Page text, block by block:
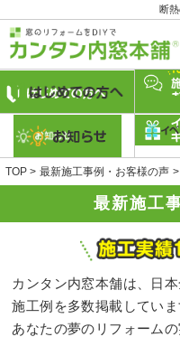
断
最新施工
TOP 最新施工事例・お客様の声
カンタン内窓本舗は、日
施工例を多数掲載していま
あなたの夢のリフォーム